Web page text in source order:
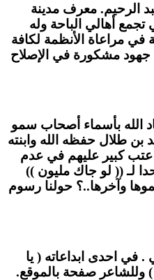
الرحيم. معرف مدينة
أهالي الباحة وله
مراعاة الأنظمة لكافة
جهود مشكورة في الإصلاح
الله بأسماء أصحاب سمو
بن طلال حفظه الله وابنته
كبير عليهم في عدم
لـ (( لو جاك مليون ))
وآخرها..؟ حولنا رسوم
. في احدى ابداعاته ( يا
) وللشاعر صفحة بالموقع.